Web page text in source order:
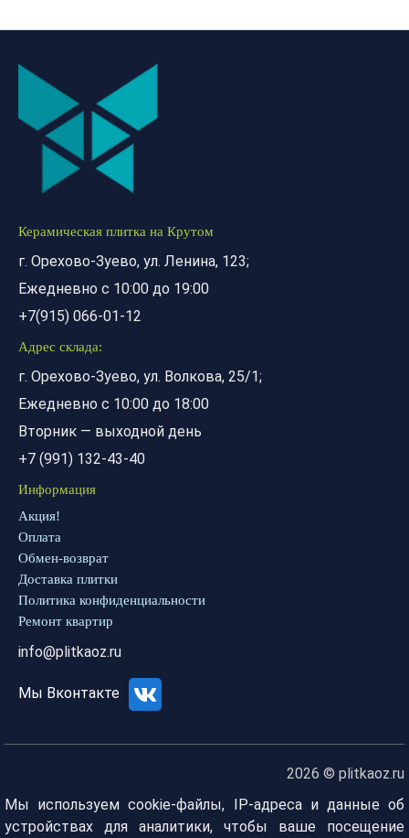
Керамическая плитка на Крутом
г. Орехово-Зуево, ул. Ленина, 123;
Ежедневно с 10:00 до 19:00
+7(915) 066-01-12
Адрес склада:
г. Орехово-Зуево, ул. Волкова, 25/1;
Ежедневно с 10:00 до 18:00
Вторник — выходной день
+7 (991) 132-43-40
Информация
Акция!
Оплата
Обмен-возврат
Доставка плитки
Политика конфиденциальности
Ремонт квартир
info@plitkaoz.ru
Мы Вконтакте
2026 © plitkaoz.ru
Мы используем cookie-файлы, IP-адреса и данные об
устройствах для аналитики, чтобы ваше посещение